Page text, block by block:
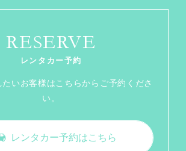
RESERVE
レンタカー予約
たいお客様はこちらからご予約くださ
い。
レンタカー予約はこちら